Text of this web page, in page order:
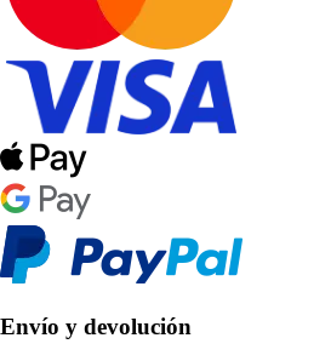
Envío y devolución